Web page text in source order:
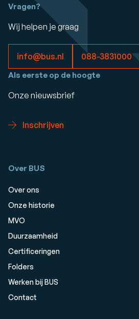
Vragen?
Wij helpen je graag
info@bus.nl 088-3831000
Als eerste op de hoogte
Onze nieuwsbrief
Inschrijven
Over BUS
Over ons
Onze historie
MVO
Duurzaamheid
Certificeringen
Folders
Werken bij BUS
Contact